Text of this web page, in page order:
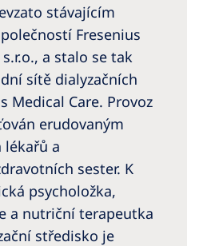
stávajícím
Fresenius
a stalo se tak
sítě dialyzačních
Medical Care. Provoz
erudovaným
a
sester. K
psycholožka,
a nutriční terapeutka
středisko je